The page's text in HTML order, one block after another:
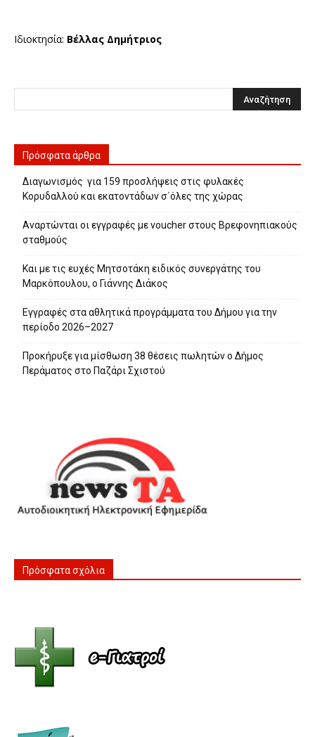
Ιδιοκτησία: Βέλλας Δημήτριος
Πρόσφατα άρθρα
Διαγωνισμός για 159 προσλήψεις στις φυλακές
Κορυδαλλού και εκατοντάδων σ΄όλες της χώρας
Αναρτώνται οι εγγραφές με voucher στους Βρεφονηπιακούς
σταθμούς
Και με τις ευχές Μητσοτάκη ειδικός συνεργάτης του
Μαρκόπουλου, ο Γιάννης Διάκος
Εγγραφές στα αθλητικά προγράμματα του Δήμου για την
περίοδο 2026–2027
Προκήρυξε για μίσθωση 38 θέσεις πωλητών ο Δήμος
Περάματος στο Παζάρι Σχιστού
Πρόσφατα σχόλια